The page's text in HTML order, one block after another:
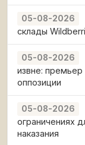
05-08-2026
склады
05-08-2026
извне:
оппозиции
05-08-2026
ограничениях
наказания